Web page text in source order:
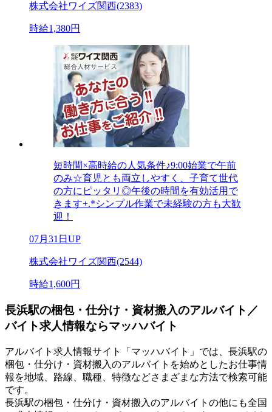
株式会社ワイズ関西(2383)
時給1,380円
短時間×高時給の人気条件♪9:00始業で午前
のみ☆育児とも両立しやすく、子育て世代
の方にピッタリ◎午後の時間を有効活用で
きます+.*シンプル作業で未経験の方も大歓
迎！
07月31日UP
株式会社ワイズ関西(2544)
時給1,600円
長浜駅の梱包・仕分け・資材搬入のアルバイト／
バイト求人情報ならマッハバイト
アルバイト求人情報サイト「マッハバイト」では、長浜駅の
梱包・仕分け・資材搬入のアルバイトを始めとしたお仕事情
報を地域、路線、職種、特徴などさまざまな方法で検索可能
です。
長浜駅の梱包・仕分け・資材搬入のアルバイトの他にも全国